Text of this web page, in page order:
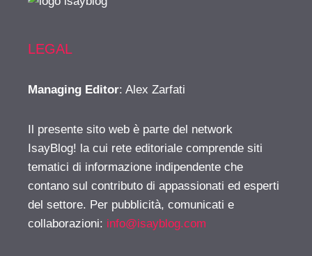
LEGAL
Managing Editor: Alex Zarfati
Il presente sito web è parte del network
IsayBlog! la cui rete editoriale comprende siti
tematici di informazione indipendente che
contano sul contributo di appassionati ed esperti
del settore. Per pubblicità, comunicati e
collaborazioni: info@isayblog.com